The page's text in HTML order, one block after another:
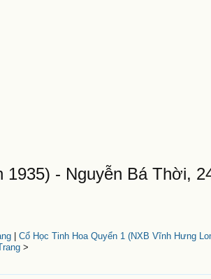
- Nguyễn Bá Thời,
Cổ Học Tinh Hoa Quyển 1 (NXB Vĩnh Hưng
>